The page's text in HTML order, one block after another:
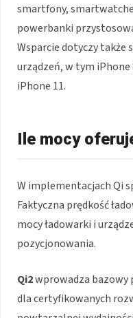
smartfony,
powerbanki
Wsparcie dotyczy także
urządzeń, w tym iPhone
iPhone 11.
Ile mocy
W implementacjach Qi
Faktyczna prędkość
mocy ładowarki i
pozycjonowania.
Qi2wprowadza bazowy
dla certyfikowanych